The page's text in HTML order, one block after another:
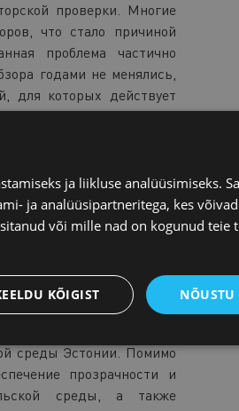
проверки. Многие
что стало причиной
проблема частично
годами не менялись,
для которых действует
новые дополнительные
еще больше уменьшает
политики финансовой
предельных норм в
поскольку в таком
на 30 процентов, что
среды Эстонии. Помимо
прозрачности и
среды, а также
ja liikluse analüüsimiseks.
ja analüüsipartneritega, kes
või mille nad on kogunud teie
KÕIGIST